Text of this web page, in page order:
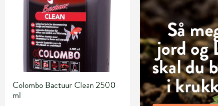
Colombo Bactuur Clean 2500
ml